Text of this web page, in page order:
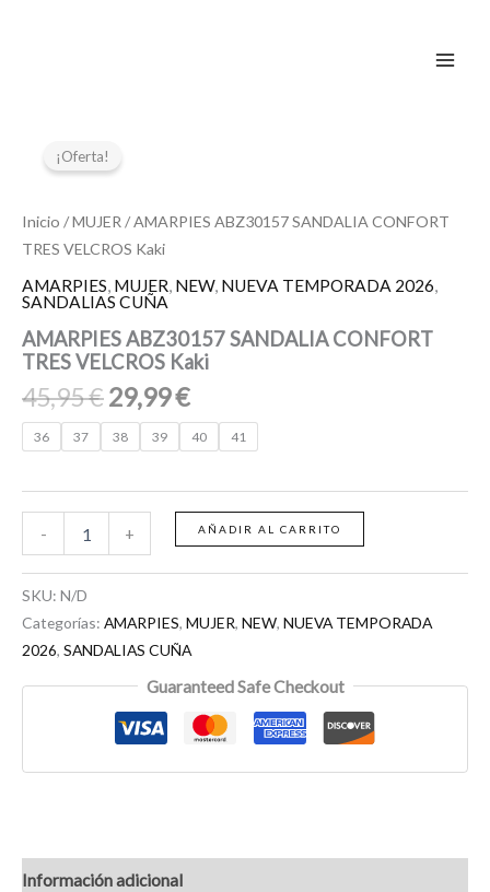
¡Oferta!
Inicio /MUJER / AMARPIES ABZ30157 SANDALIA CONFORT
TRES VELCROS Kaki
AMARPIES, MUJER, NEW, NUEVA TEMPORADA 2026,
SANDALIAS CUÑA
AMARPIES ABZ30157 SANDALIA CONFORT
TRES VELCROS Kaki
45,95€
era:
45,95 €.
29,99€
es:
36 37 38 39 40 41
-
ABZ30157
SANDALIA
TRES
Kaki
cantidad
+ AÑADIR AL CARRITO
SKU: N/D
Categorías: AMARPIES, MUJER, NEW, NUEVA TEMPORADA
2026, SANDALIAS CUÑA
Guaranteed Safe Checkout
Información adicional